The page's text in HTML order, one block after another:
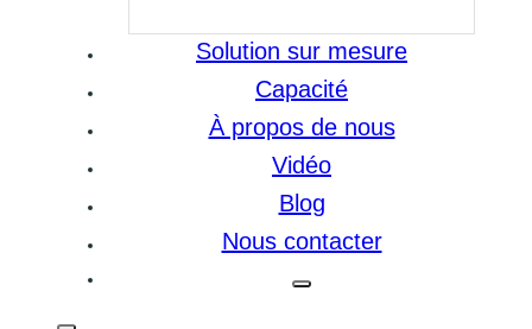
Solution sur mesure
Capacité
À propos de nous
Vidéo
Blog
Nous contacter